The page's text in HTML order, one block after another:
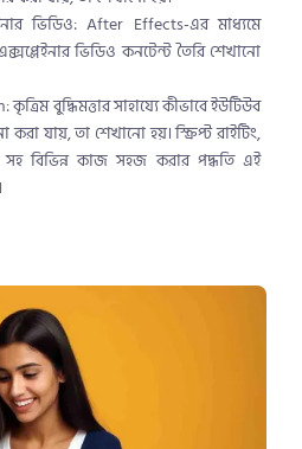
ভিডিও: After Effects-এর মাধ্যমে
ভিডিও কনটেন্ট তৈরি শেখানো
বুদ্ধিমত্তার সাহায্যে কীভাবে ইউটিউব
করা যায়, তা শেখানো হয়। স্ক্রিপ্ট রাইটিং,
সহ বিভিন্ন কাজ সহজ করার পদ্ধতি এই